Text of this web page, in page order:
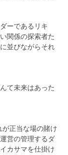
ーであるリキ
関係の探索者た
並びながらそれ
て未来はあった
正当な場の賭け
営の管理するダ
カサマを仕掛け